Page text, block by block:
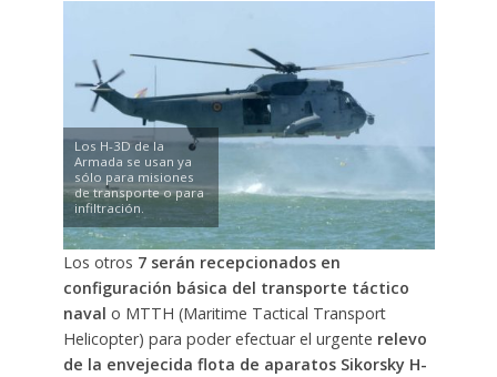
Los H-3D de la
Armada se usan ya
sólo para misiones
de transporte o para
infiltración.
Los otros 7 serán recepcionados en
configuración básica del transporte táctico
naval o MTTH (Maritime Tactical Transport
Helicopter) para poder efectuar el urgente relevo
de la envejecida flota de aparatos Sikorsky H-